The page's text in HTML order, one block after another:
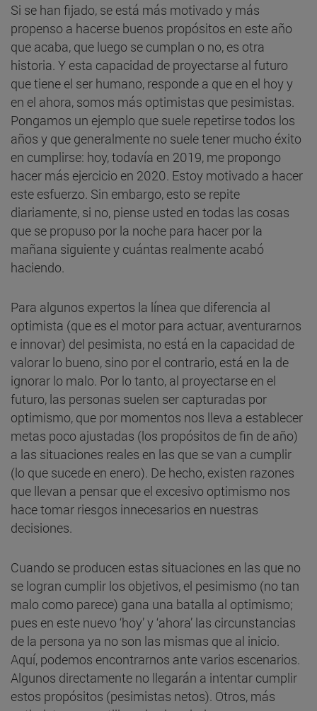
Si se han fijado, se está más motivado y más
propenso a hacerse buenos propósitos en este año
que acaba, que luego se cumplan o no, es otra
historia. Y esta capacidad de proyectarse al futuro
que tiene el ser humano, responde a que en el hoy y
en el ahora, somos más optimistas que pesimistas.
Pongamos un ejemplo que suele repetirse todos los
años y que generalmente no suele tener mucho éxito
en cumplirse: hoy, todavía en 2019, me propongo
hacer más ejercicio en 2020. Estoy motivado a hacer
este esfuerzo. Sin embargo, esto se repite
diariamente, si no, piense usted en todas las cosas
que se propuso por la noche para hacer por la
mañana siguiente y cuántas realmente acabó
haciendo.
Para algunos expertos la línea que diferencia al
optimista (que es el motor para actuar, aventurarnos
e innovar) del pesimista, no está en la capacidad de
valorar lo bueno, sino por el contrario, está en la de
ignorar lo malo. Por lo tanto, al proyectarse en el
futuro, las personas suelen ser capturadas por
optimismo, que por momentos nos lleva a establecer
metas poco ajustadas (los propósitos de fin de año)
a las situaciones reales en las que se van a cumplir
(lo que sucede en enero). De hecho, existen razones
que llevan a pensar que el excesivo optimismo nos
hace tomar riesgos innecesarios en nuestras
decisiones.
Cuando se producen estas situaciones en las que no
se logran cumplir los objetivos, el pesimismo (no tan
malo como parece) gana una batalla al optimismo;
pues en este nuevo ‘hoy’ y ‘ahora’ las circunstancias
de la persona ya no son las mismas que al inicio.
Aquí, podemos encontrarnos ante varios escenarios.
Algunos directamente no llegarán a intentar cumplir
estos propósitos (pesimistas netos). Otros, más